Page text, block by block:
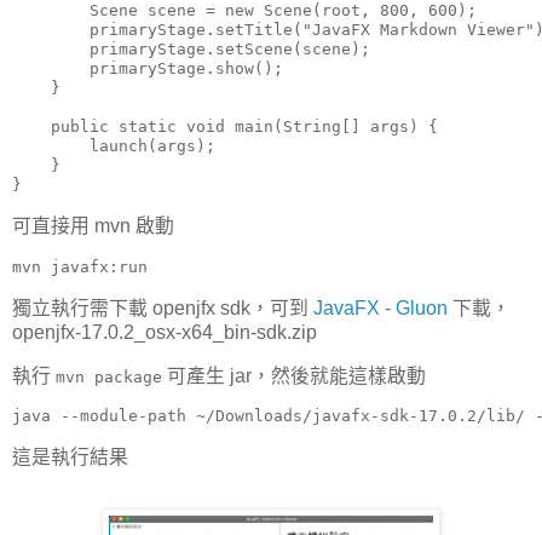
        Scene scene = new Scene(root, 800, 600);
primaryStage.setTitle("JavaFX Markdown
        primaryStage.setScene(scene);
        primaryStage.show();
    }
    public static void main(String[] args) {
        launch(args);
    }
}
可直接用 mvn 啟動
mvn javafx:run
獨立執行需下載 openjfx sdk，可到 JavaFX - Gluon 下載，
openjfx-17.0.2_osx-x64_bin-sdk.zip
執行 mvn package 可產生 jar，然後就能這樣啟動
java --module-path ~/Downloads/javafx-sdk-17.0.2/lib/ --
這是執行結果